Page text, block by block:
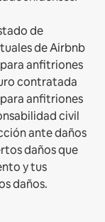
de
de Airbnb
anfitriones
contratada
anfitriones
civil
ante daños
daños que
y tus
daños.